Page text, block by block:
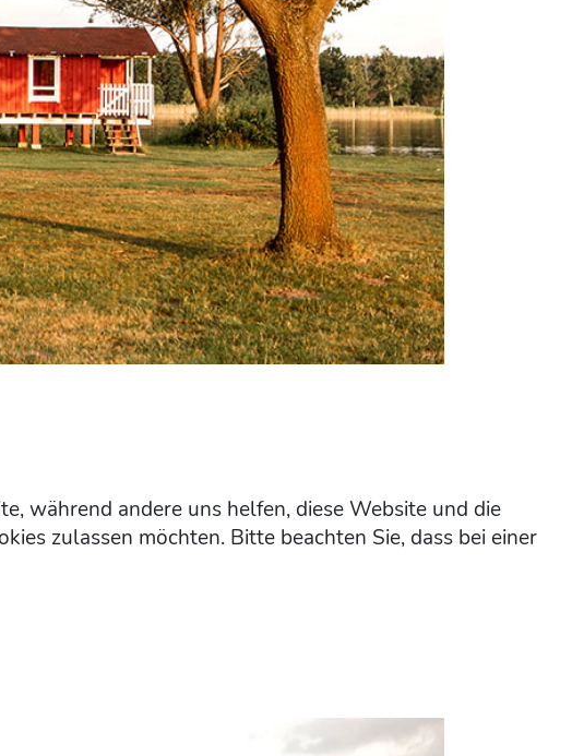
während andere uns helfen, diese Website und die
zulassen möchten. Bitte beachten Sie, dass bei einer